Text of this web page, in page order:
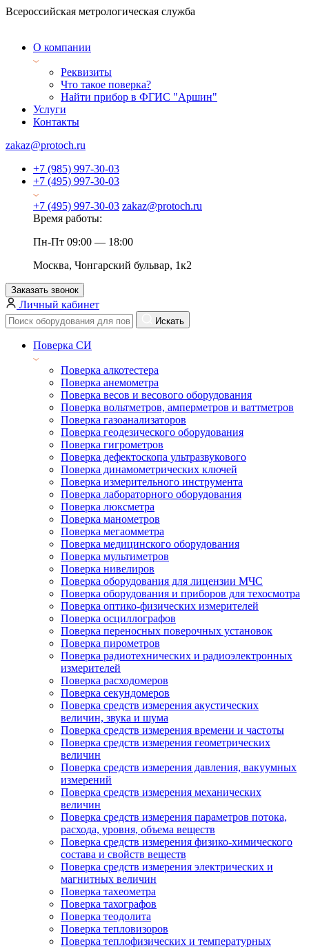
Всероссийская метрологическая служба
О компании
Реквизиты
Что такое поверка?
Найти прибор в ФГИС "Аршин"
Услуги
Контакты
zakaz@protoch.ru
+7 (985) 997-30-03
+7 (495) 997-30-03
+7 (495) 997-30-03 zakaz@protoch.ru
Время работы:
Пн-Пт 09:00 — 18:00
Москва, Чонгарский бульвар, 1к2
Заказать звонок
Личный кабинет
Искать
Поверка СИ
Поверка алкотестера
Поверка анемометра
Поверка весов и весового оборудования
Поверка вольтметров, амперметров и ваттметров
Поверка газоанализаторов
Поверка геодезического оборудования
Поверка гигрометров
Поверка дефектоскопа ультразвукового
Поверка динамометрических ключей
Поверка измерительного инструмента
Поверка лабораторного оборудования
Поверка люксметра
Поверка манометров
Поверка мегаомметра
Поверка медицинского оборудования
Поверка мультиметров
Поверка нивелиров
Поверка оборудования для лицензии МЧС
Поверка оборудования и приборов для техосмотра
Поверка оптико-физических измерителей
Поверка осциллографов
Поверка переносных поверочных установок
Поверка пирометров
Поверка радиотехнических и радиоэлектронных
измерителей
Поверка расходомеров
Поверка секундомеров
Поверка средств измерения акустических
величин, звука и шума
Поверка средств измерения времени и частоты
Поверка средств измерения геометрических
величин
Поверка средств измерения давления, вакуумных
измерений
Поверка средств измерения механических
величин
Поверка средств измерения параметров потока,
расхода, уровня, объема веществ
Поверка средств измерения физико-химического
состава и свойств веществ
Поверка средств измерения электрических и
магнитных величин
Поверка тахеометра
Поверка тахографов
Поверка теодолита
Поверка тепловизоров
Поверка теплофизических и температурных